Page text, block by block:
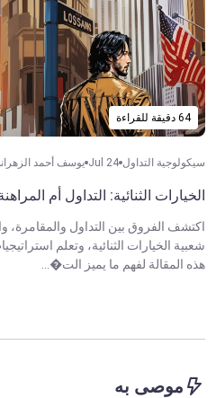
64 دقيقة للقراءة
سيكولوجية التداول Jul 24 يوسف أحمد
الخيارات الثنائية: التداول أم
اكتشف الفروق بين التداول والمقامرة،
شعبية الخيارات الثنائية، وتعلم
هذه المقالة لفهم ما يميز الت�...
موصى به